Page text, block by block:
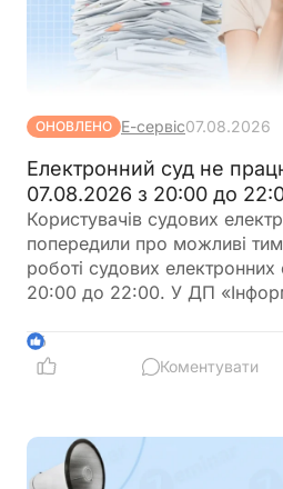
ОНОВЛЕНО Е-сервіс07.08.2026
Електронний суд не
07.08.2026 з 20:00 до
Користувачів судових
попередили про можливі
роботі судових електронних
20:00 до 22:00. У ДП
час планування роботи із
6
Коментувати